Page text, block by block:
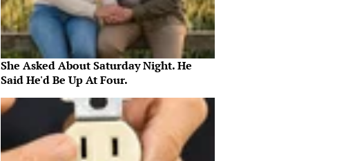
She Asked About Saturday Night. He
Said He'd Be Up At Four.